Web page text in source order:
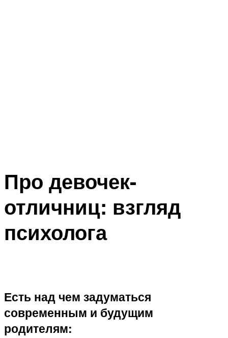
Про девочек-
отличниц: взгляд
психолога
Есть над чем задуматься
современным и будущим
родителям: